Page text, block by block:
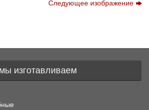
Следующее изображение
изготавливаем